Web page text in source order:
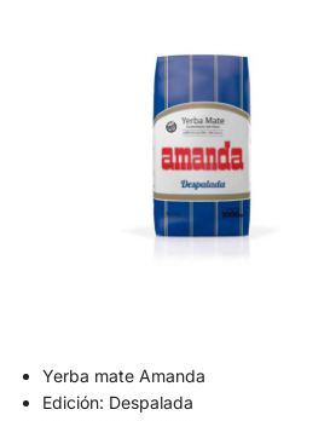
Yerba mate Amanda
Edición: Despalada